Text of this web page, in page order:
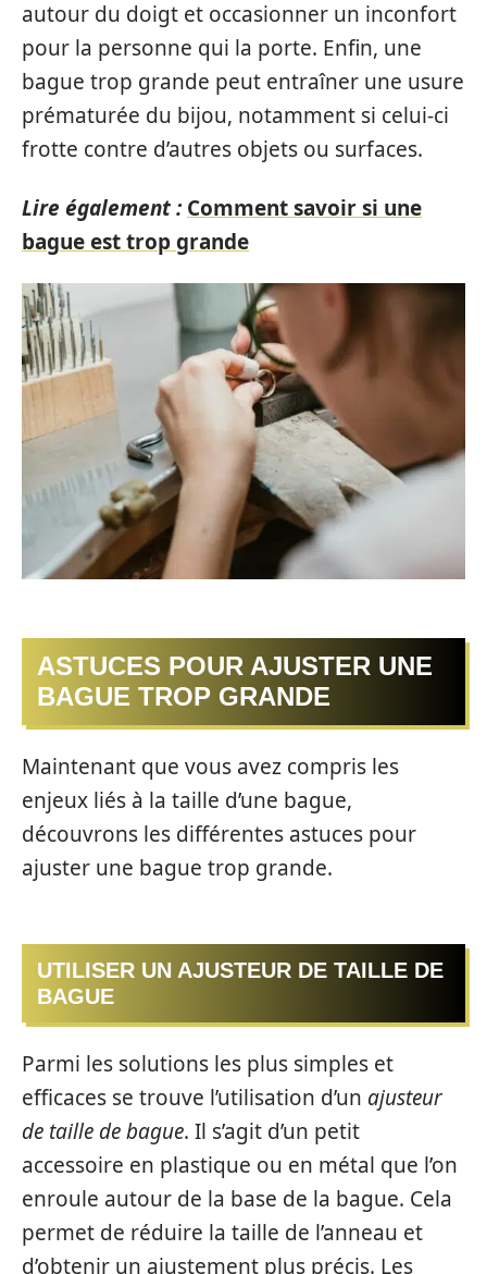
autour du doigt et occasionner un inconfort
pour la personne qui la porte. Enfin, une
bague trop grande peut entraîner une usure
prématurée du bijou, notamment si celui-ci
frotte contre d’autres objets ou surfaces.
Lire également : Comment savoir si une
bague est trop grande
ASTUCES POUR AJUSTER UNE
BAGUE TROP GRANDE
Maintenant que vous avez compris les
enjeux liés à la taille d’une bague,
découvrons les différentes astuces pour
ajuster une bague trop grande.
UTILISER UN AJUSTEUR DE TAILLE DE
BAGUE
Parmi les solutions les plus simples et
efficaces se trouve l’utilisation d’un ajusteur
de taille de bague. Il s’agit d’un petit
accessoire en plastique ou en métal que l’on
enroule autour de la base de la bague. Cela
permet de réduire la taille de l’anneau et
d’obtenir un ajustement plus précis. Les